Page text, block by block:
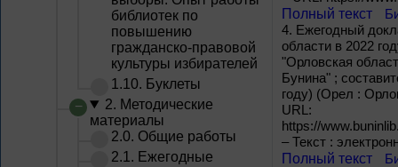
библиотек по
повышению
гражданско-правовой
культуры избирателей
1.10. Буклеты
2. Методические
материалы
2.0. Общие работы
2.1. Ежегодные
Полный текст
4. Ежегодный
области в 2022
"Орловская
Бунина" ;
году) (Орел :
URL:
https://
– Текст :
Полный текст